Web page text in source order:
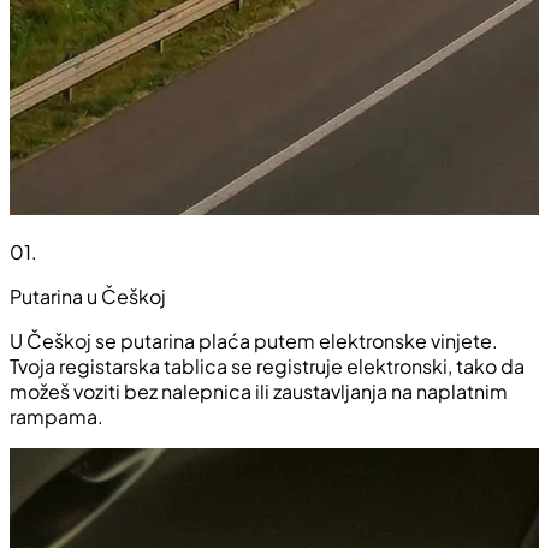
01.
Putarina u Češkoj
U Češkoj se putarina plaća putem elektronske vinjete.
Tvoja registarska tablica se registruje elektronski, tako da
možeš voziti bez nalepnica ili zaustavljanja na naplatnim
rampama.